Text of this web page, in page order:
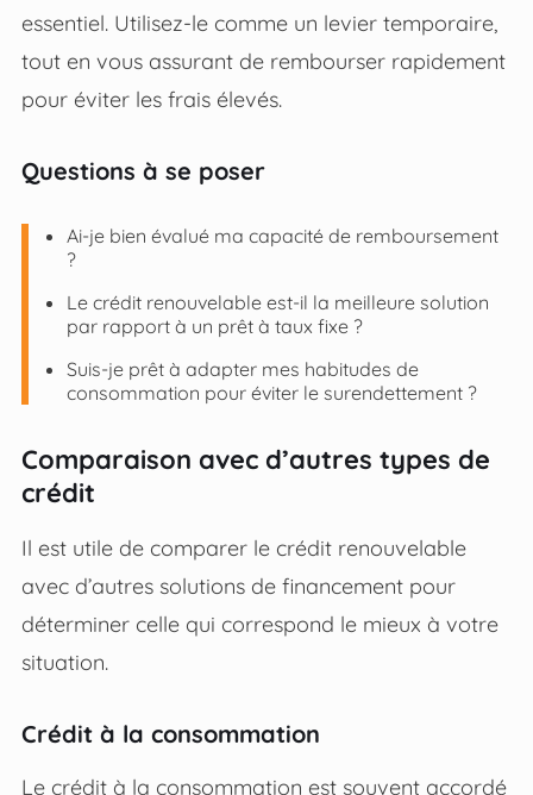
essentiel. Utilisez-le comme un levier temporaire,
tout en vous assurant de rembourser rapidement
pour éviter les frais élevés.
Questions à se poser
Ai-je bien évalué ma capacité de remboursement
?
Le crédit renouvelable est-il la meilleure solution
par rapport à un prêt à taux fixe ?
Suis-je prêt à adapter mes habitudes de
consommation pour éviter le surendettement ?
Comparaison avec d’autres types de
crédit
Il est utile de comparer le crédit renouvelable
avec d’autres solutions de financement pour
déterminer celle qui correspond le mieux à votre
situation.
Crédit à la consommation
Le crédit à la consommation est souvent accordé